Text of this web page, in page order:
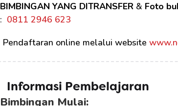
BIMBINGAN YANG DITRANSFER & Foto
: 0811 2946 623
Pendaftaran online melalui website
Informasi Pembelajaran
Bimbingan Mulai: